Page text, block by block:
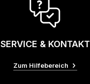
SERVICE & KONTAKT
Zum Hilfebereich